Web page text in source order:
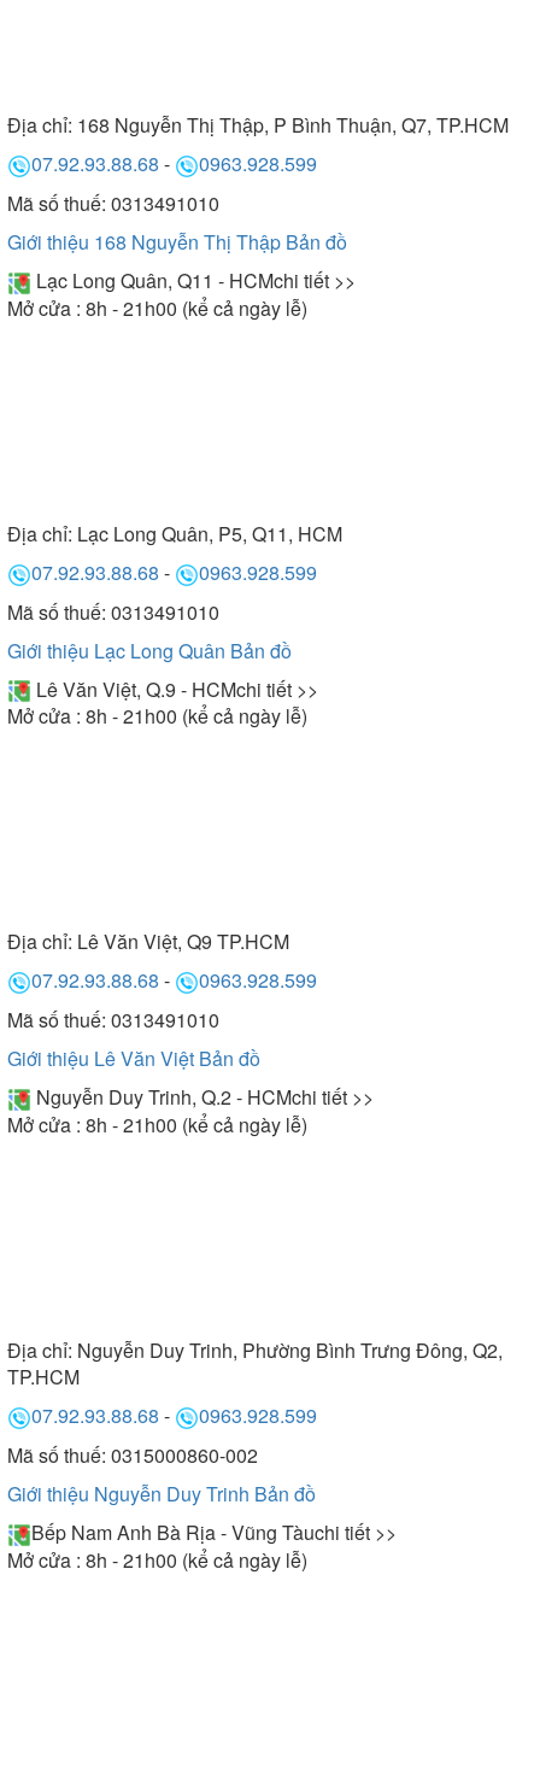
Địa chỉ: 168 Nguyễn Thị Thập, P Bình Thuận, Q7, TP.HCM
07.92.93.88.68 -
0963.928.599
Mã số thuế: 0313491010
Giới thiệu 168 Nguyễn Thị Thập Bản đồ
Lạc Long Quân, Q11 - HCMchi tiết >>
Mở cửa : 8h - 21h00 (kể cả ngày lễ)
Địa chỉ: Lạc Long Quân, P5, Q11, HCM
07.92.93.88.68 -
0963.928.599
Mã số thuế: 0313491010
Giới thiệu Lạc Long Quân Bản đồ
Lê Văn Việt, Q.9 - HCMchi tiết >>
Mở cửa : 8h - 21h00 (kể cả ngày lễ)
Địa chỉ: Lê Văn Việt, Q9 TP.HCM
07.92.93.88.68 -
0963.928.599
Mã số thuế: 0313491010
Giới thiệu Lê Văn Việt Bản đồ
Nguyễn Duy Trinh, Q.2 - HCMchi tiết >>
Mở cửa : 8h - 21h00 (kể cả ngày lễ)
Địa chỉ: Nguyễn Duy Trinh, Phường Bình Trưng Đông, Q2,
TP.HCM
07.92.93.88.68 -
0963.928.599
Mã số thuế: 0315000860-002
Giới thiệu Nguyễn Duy Trinh Bản đồ
Bếp Nam Anh Bà Rịa - Vũng Tàuchi tiết >>
Mở cửa : 8h - 21h00 (kể cả ngày lễ)